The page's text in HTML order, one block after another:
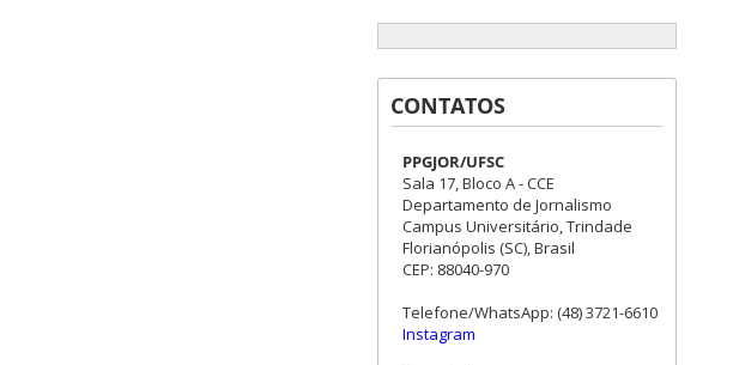
CONTATOS
PPGJOR/UFSC
Sala 17, Bloco A - CCE
Departamento de Jornalismo
Campus Universitário, Trindade
Florianópolis (SC), Brasil
CEP: 88040-970
Telefone/WhatsApp: (48) 3721-6610
Instagram